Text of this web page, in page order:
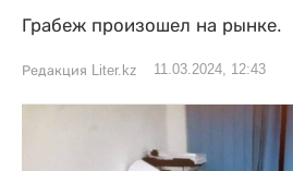
Грабеж произошел на рынке.
Редакция Liter.kz 11.03.2024, 12:43